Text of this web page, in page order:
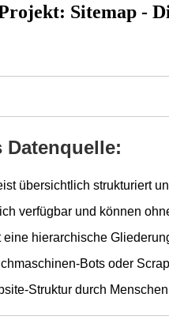
Sitemap -
Datenquelle:
übersichtlich strukturiert
verfügbar und können
eine hierarchische
Bots oder
Struktur durch